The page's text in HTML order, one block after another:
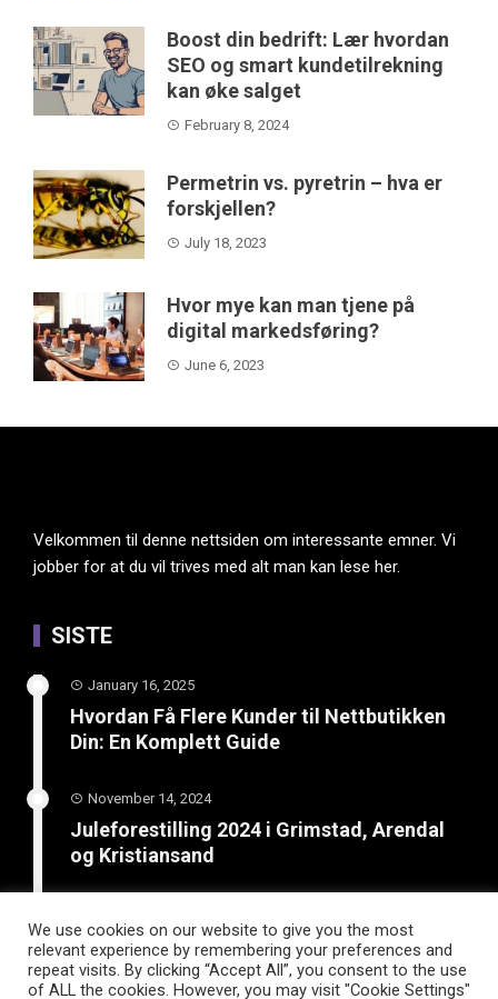
Boost din bedrift: Lær hvordan
SEO og smart kundetilrekning
kan øke salget
February 8, 2024
Permetrin vs. pyretrin – hva er
forskjellen?
July 18, 2023
Hvor mye kan man tjene på
digital markedsføring?
June 6, 2023
Velkommen til denne nettsiden om interessante emner. Vi
jobber for at du vil trives med alt man kan lese her.
SISTE
January 16, 2025
Hvordan Få Flere Kunder til Nettbutikken
Din: En Komplett Guide
November 14, 2024
Juleforestilling 2024 i Grimstad, Arendal
og Kristiansand
Boost din bedrift: Lær hvordan SEO og
smart kundetilrekning kan øke salget
We use cookies on our website to give you the most
relevant experience by remembering your preferences and
repeat visits. By clicking “Accept All”, you consent to the use
of ALL the cookies. However, you may visit "Cookie Settings"